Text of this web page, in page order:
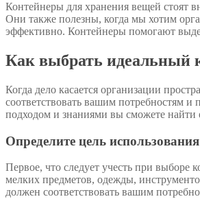
Контейнеры для хранения вещей стоят
Они также полезны, когда мы хотим
эффективно. Контейнеры помогают
Как выбрать идеальный
Когда дело касается организации
соответствовать вашим потребностям
подходом и знаниями вы сможете найти
Определите цель
Первое, что следует учесть при выборе
мелких предметов, одежды,
должен соответствовать вашим